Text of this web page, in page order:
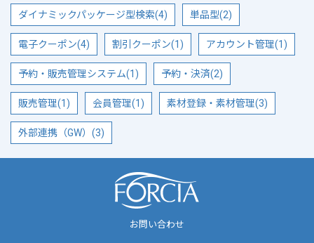
ダイナミックパッケージ型検索(4) 単品型(2)
電子クーポン(4) 割引クーポン(1) アカウント管理(1)
予約・販売管理システム(1) 予約・決済(2)
販売管理(1) 会員管理(1) 素材登録・素材管理(3)
外部連携（GW）(3)
お問い合わせ